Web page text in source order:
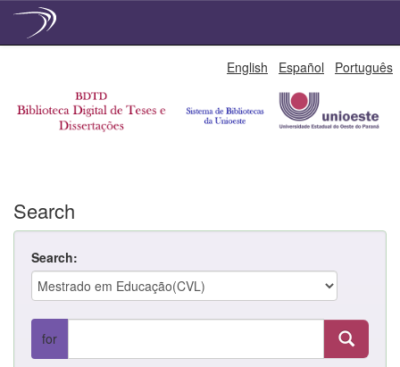
English Español Português
Search
Search:
for